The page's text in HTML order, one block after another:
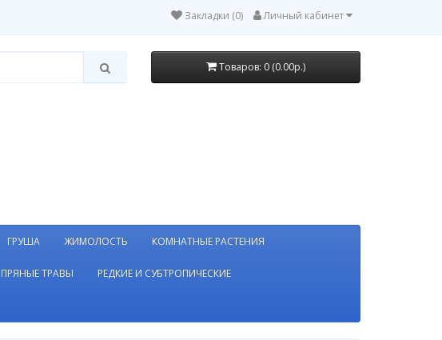
Закладки (0) Личный кабинет
Товаров: 0 (0.00р.)
ГРУША ЖИМОЛОСТЬ КОМНАТНЫЕ РАСТЕНИЯ
ПРЯНЫЕ ТРАВЫ РЕДКИЕ И СУБТРОПИЧЕСКИЕ